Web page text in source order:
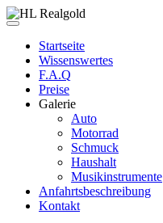
Startseite
Wissenswertes
F.A.Q
Preise
Galerie
Auto
Motorrad
Schmuck
Haushalt
Musikinstrumente
Anfahrtsbeschreibung
Kontakt